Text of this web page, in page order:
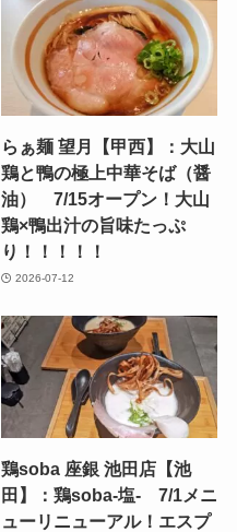
らぁ麺 望月【甲西】：大山
鶏と鴨の極上中華そば（醤
油） 7/15オープン！大山
鶏×鴨出汁の旨味たっぷ
り！！！！！
2026-07-12
鶏soba 座銀 池田店【池
田】：鶏soba-塩- 7/1メニ
ューリニューアル！エスプ